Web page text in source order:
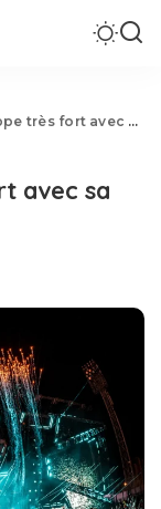
sa programmation 2026
avec sa